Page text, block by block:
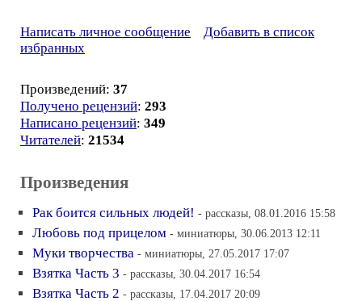
Написать личное сообщение
Добавить в список
избранных
Произведений: 37
Получено рецензий: 293
Написано рецензий: 349
Читателей: 21534
Произведения
Рак боится сильных людей! - рассказы, 08.01.2016 15:58
Любовь под прицелом - миниатюры, 30.06.2013 12:11
Муки творчества - миниатюры, 27.05.2017 17:07
Взятка Часть 3 - рассказы, 30.04.2017 16:54
Взятка Часть 2 - рассказы, 17.04.2017 20:09